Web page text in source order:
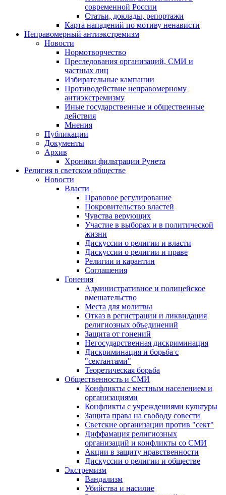
современной России
Статьи, доклады, репортажи
Карта нападений по мотиву ненависти
Неправомерный антиэкстремизм
Новости
Нормотворчество
Преследования организаций, СМИ и
частных лиц
Избирательные кампании
Противодействие неправомерному
антиэкстремизму
Иные государственные и общественные
действия
Мнения
Публикации
Документы
Архив
Хроники фильтрации Рунета
Религия в светском обществе
Новости
Власти
Правовое регулирование
Покровительство властей
Чувства верующих
Участие в выборах и в политической
жизни
Дискуссии о религии и власти
Дискуссии о религии и праве
Религии и карантин
Соглашения
Гонения
Административное и полицейское
вмешательство
Места для молитвы
Отказ в регистрации и ликвидация
религиозных объединений
Защита от гонений
Негосударственная дискриминация
Дискриминация и борьба с
"сектантами"
Теоретическая борьба
Общественность и СМИ
Конфликты с местным населением и
организациями
Конфликты с учреждениями культуры
Защита права на свободу совести
Светские организации против "сект"
Диффамация религиозных
организаций и конфликты со СМИ
Акции в защиту нравственности
Дискуссии о религии и обществе
Экстремизм
Вандализм
Убийства и насилие